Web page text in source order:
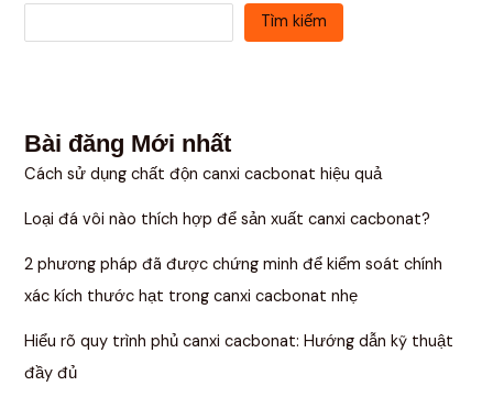
Tìm kiếm
Bài đăng Mới nhất
Cách sử dụng chất độn canxi cacbonat hiệu quả
Loại đá vôi nào thích hợp để sản xuất canxi cacbonat?
2 phương pháp đã được chứng minh để kiểm soát chính
xác kích thước hạt trong canxi cacbonat nhẹ
Hiểu rõ quy trình phủ canxi cacbonat: Hướng dẫn kỹ thuật
đầy đủ